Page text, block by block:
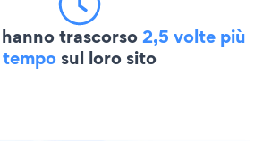
trascorso2,5 volte più
temposul loro sito